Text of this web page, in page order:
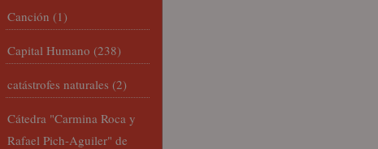
Canción (1)
Capital Humano (238)
catástrofes naturales (2)
Cátedra "Carmina Roca y
Rafael Pich-Aguiler" de